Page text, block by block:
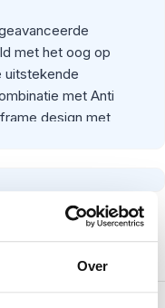
Over
met het oog op
met Anti
design met
en de
serie garandeert
het licht.